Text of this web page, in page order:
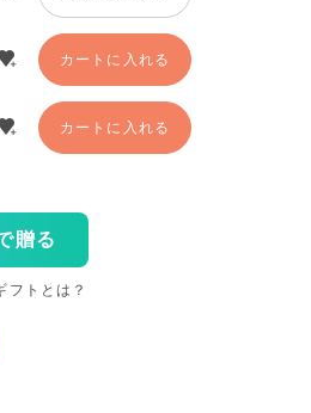
カートに入れる
カートに入れる
贈る
フトとは？